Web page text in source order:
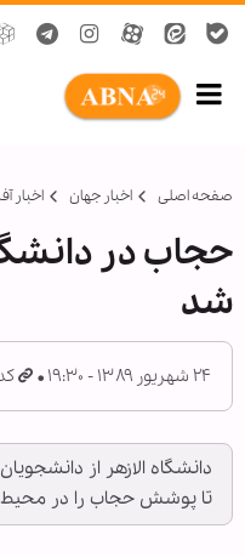
صفحه اصلی اخبار جهان اخبار
حجاب در
شد
۲۴ شهریور ۱۳۸۹ - ۱۹:۳۰ کد
دانشگاه الازهر از
تا پوشش حجاب را در محیط